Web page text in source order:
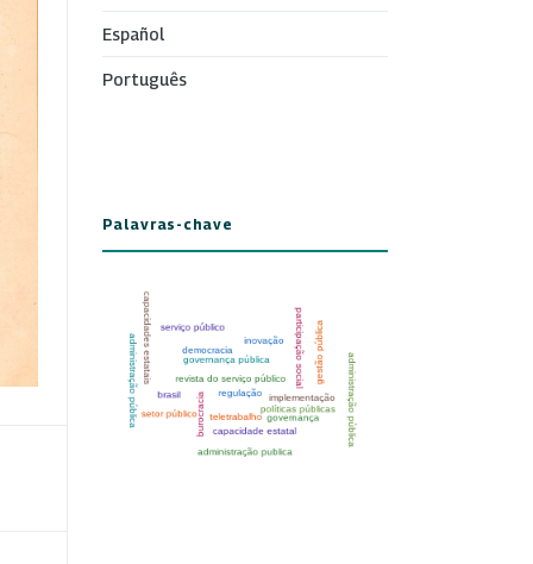
Español
Português
Palavras-chave